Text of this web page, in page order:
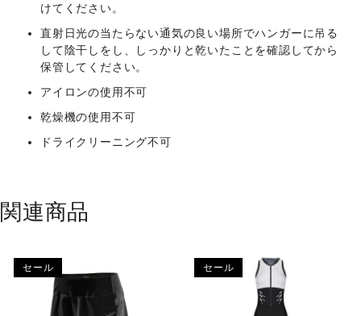
けてください。
直射日光の当たらない通気の良い場所でハンガーに吊る
して陰干しをし、しっかりと乾いたことを確認してから
保管してください。
アイロンの使用不可
乾燥機の使用不可
ドライクリーニング不可
関連商品
セール セール